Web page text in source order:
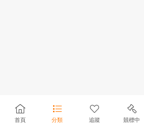
首頁 分類 追蹤 競標中